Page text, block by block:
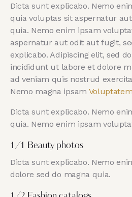
Dicta sunt explicabo. Nemo
quia voluptas sit aspernatur
quia. Nemo enim ipsam
aspernatur aut odit aut fugit,
explicabo. Adipiscing elit, sed
incididunt ut labore et dolore
ad veniam quis nostrud
Nemo magna ipsam
Dicta sunt explicabo. Nemo
quia. Nemo enim ipsam
1/1 Beauty photos
Dicta sunt explicabo. Nemo
dolore sed do magna quia.